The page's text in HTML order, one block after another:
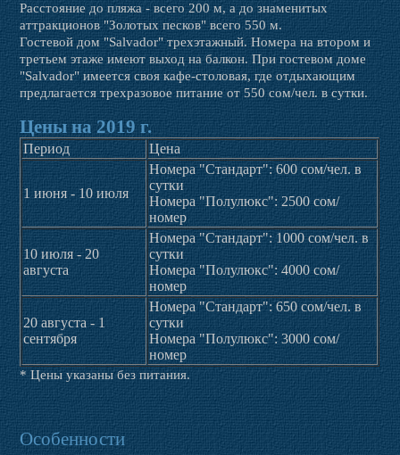
Расстояние до пляжа - всего 200 м, а до знаменитых
аттракционов "Золотых песков" всего 550 м.
Гостевой дом "Salvador" трехэтажный. Номера на втором и
третьем этаже имеют выход на балкон. При гостевом доме
"Salvador" имеется своя кафе-столовая, где отдыхающим
предлагается трехразовое питание от 550 сом/чел. в сутки.
Цены на 2019 г.
Период Цена
1 июня - 10 июля
Номера "Стандарт": 600 сом/чел. в
сутки
Номера "Полулюкс": 2500 сом/
номер
10 июля - 20
августа
Номера "Стандарт": 1000 сом/чел. в
сутки
Номера "Полулюкс": 4000 сом/
номер
20 августа - 1
сентября
Номера "Стандарт": 650 сом/чел. в
сутки
Номера "Полулюкс": 3000 сом/
номер
* Цены указаны без питания.
Особенности